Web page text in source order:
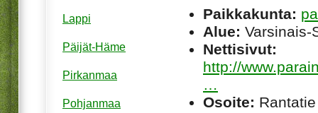
Paikkakunta:
Alue: Varsinais-
Nettisivut:
http://
…
Osoite:
Lappi
Päijät-Häme
Pirkanmaa
Pohjanmaa